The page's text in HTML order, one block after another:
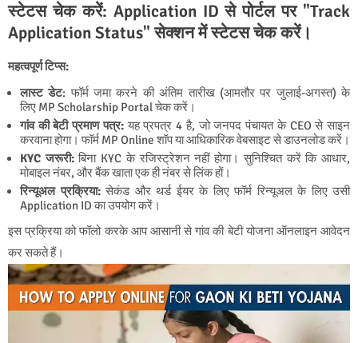
स्टेटस चेक करें: Application ID से पोर्टल पर "Track
Application Status" सेक्शन में स्टेटस चेक करें।
महत्वपूर्ण टिप्स:
लास्ट डेट: फॉर्म जमा करने की अंतिम तारीख (आमतौर पर जुलाई-अगस्त) के
लिए MP Scholarship Portal चेक करें।
गांव की बेटी प्रमाण पत्र:यहप्रपत्र 4 है, जो जनपद पंचायत के CEO से साइन
करवाना होगा। फॉर्म MP Online शॉप या आधिकारिक वेबसाइट से डाउनलोड करें।
KYC जरूरी:बिना KYC के रजिस्ट्रेशन नहीं होगा। सुनिश्चित करें कि आधार,
मोबाइल नंबर, और बैंक खाता एक ही नंबर से लिंक हों।
रिन्यूअल प्रक्रिया:सेकंड और थर्ड ईयर के लिए फॉर्म रिन्यूअल के लिए उसी
Application ID का उपयोग करें।
इस प्रक्रिया को फॉलो करके आप आसानी से गांव की बेटी योजना ऑनलाइन आवेदन
कर सकते हैं।